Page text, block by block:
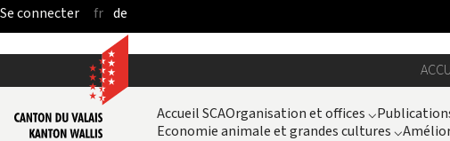
Saut au contenu principal
fr de
Accueil SCAOrganisation et offices ⌵
Economie animale et grandes cultures ⌵